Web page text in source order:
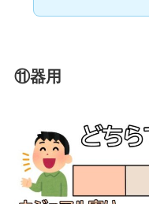
⑪器用